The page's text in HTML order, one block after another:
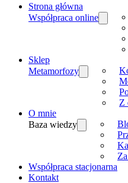
Strona główna
Współpraca online
Sklep
Metamorfozy
Z
O mnie
Baza wiedzy
Współpraca stacjonarna
Kontakt